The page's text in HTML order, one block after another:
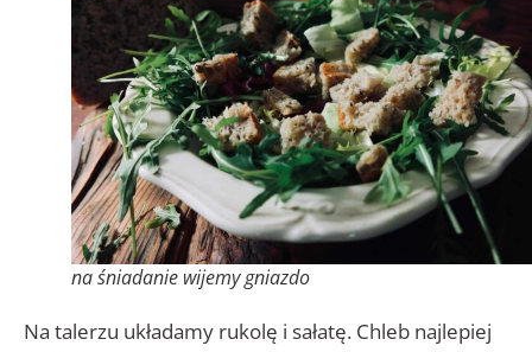
na śniadanie wijemy gniazdo
Na talerzu układamy rukolę i sałatę. Chleb najlepiej